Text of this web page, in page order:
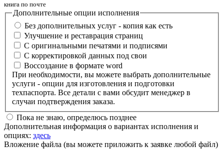
книга по почте
Дополнительные опции исполнения
Без дополнительных услуг - копия как есть
Улучшение и реставрация страниц
С оригинальными печатями и подписями
С корректировкой данных под свои
Воссоздание в формате word
При необходимости, вы можете выбрать дополнительные
услуги - опции для изготовления и подготовки
техпаспорта. Все детали с вами обсудит менеджер в
случаи подтверждения заказа.
Пока не знаю, определюсь позднее
Дополнительная информация о вариантах исполнения и
опциях: здесь
Вложение файла (вы можете приложить к заявке любой файл)